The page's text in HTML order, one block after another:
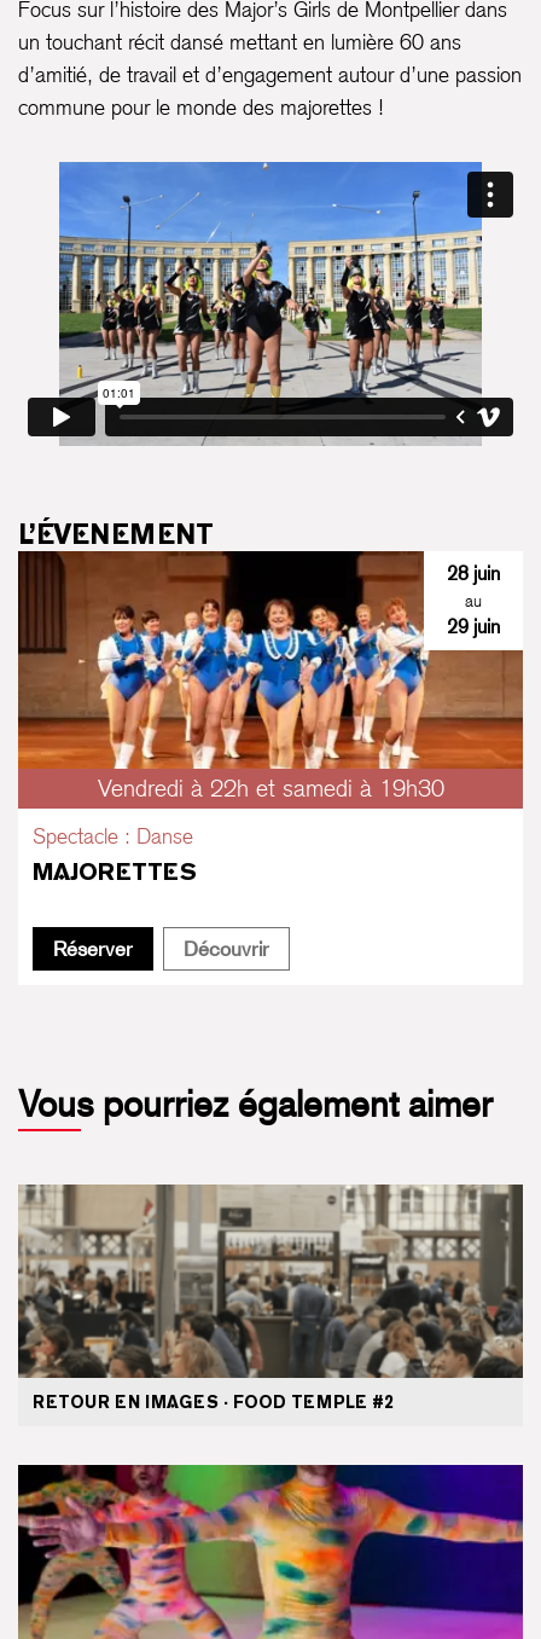
Focus sur l’histoire des Major’s Girls de Montpellier dans
un touchant récit dansé mettant en lumière 60 ans
d’amitié, de travail et d’engagement autour d’une passion
commune pour le monde des majorettes !
L’ÉVENEMENT
28 juin
au
29 juin
Vendredi à 22h et samedi à 19h30
Spectacle : Danse
MAJORETTES
RéserverMajorettesDécouvrirMajorettes
Vous pourriez également aimer
RETOUR EN IMAGES · FOOD TEMPLE #2